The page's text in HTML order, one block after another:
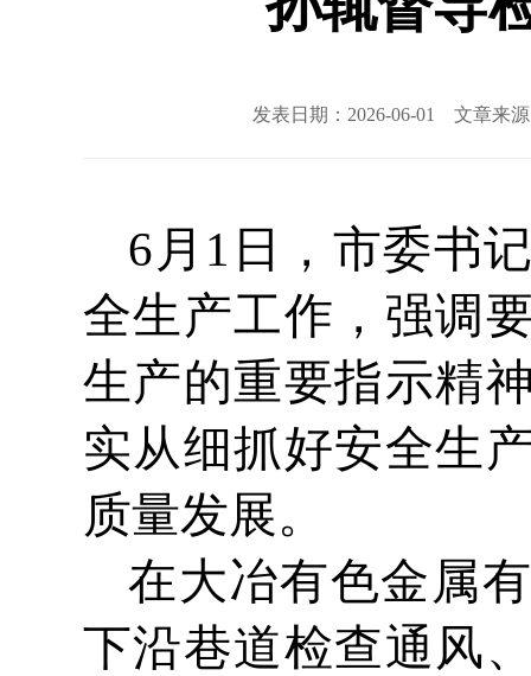
发表日期：2026-06-01 文章来
6月1日，市委书
全生产工作，强调
生产的重要指示精
实从细抓好安全生
质量发展。
在大冶有色金属
下沿巷道检查通风